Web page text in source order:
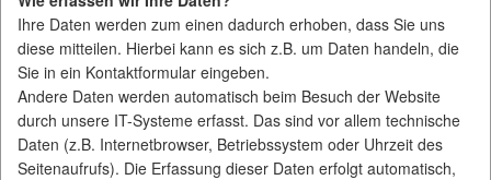
Ihre Daten werden zum einen dadurch erhoben, dass Sie uns
diese mitteilen. Hierbei kann es sich z.B. um Daten handeln, die
Sie in ein Kontaktformular eingeben.
Andere Daten werden automatisch beim Besuch der Website
durch unsere IT-Systeme erfasst. Das sind vor allem technische
Daten (z.B. Internetbrowser, Betriebssystem oder Uhrzeit des
Seitenaufrufs). Die Erfassung dieser Daten erfolgt automatisch,